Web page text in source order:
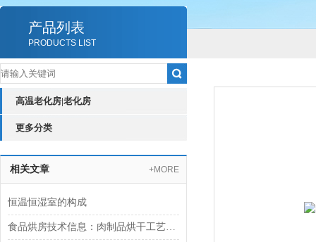
产品列表
PRODUCTS LIST
高温老化房|老化房
更多分类
相关文章 +MORE
恒温恒湿室的构成
食品烘房技术信息：肉制品烘干工艺的现代化应用